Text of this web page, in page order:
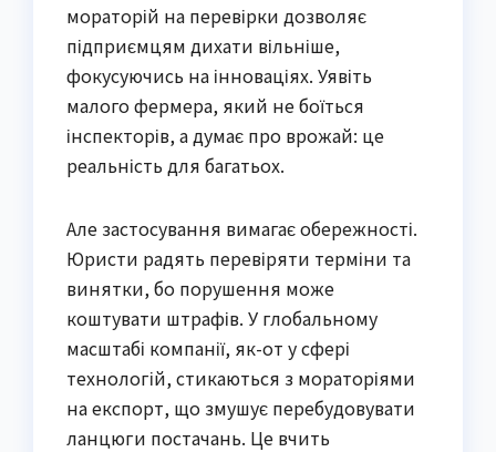
мораторій на перевірки дозволяє
підприємцям дихати вільніше,
фокусуючись на інноваціях. Уявіть
малого фермера, який не боїться
інспекторів, а думає про врожай: це
реальність для багатьох.
Але застосування вимагає обережності.
Юристи радять перевіряти терміни та
винятки, бо порушення може
коштувати штрафів. У глобальному
масштабі компанії, як-от у сфері
технологій, стикаються з мораторіями
на експорт, що змушує перебудовувати
ланцюги постачань. Це вчить